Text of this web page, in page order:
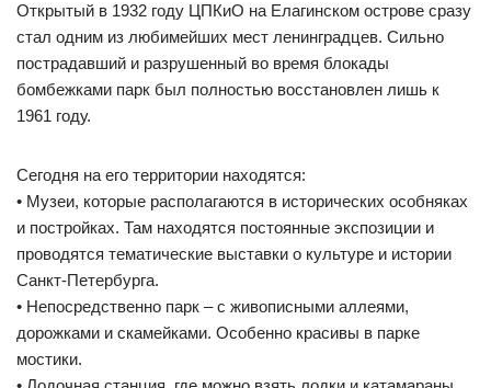
Открытый в 1932 году ЦПКиО на Елагинском острове сразу
стал одним из любимейших мест ленинградцев. Сильно
пострадавший и разрушенный во время блокады
бомбежками парк был полностью восстановлен лишь к
1961 году.
Сегодня на его территории находятся:
• Музеи, которые располагаются в исторических особняках
и постройках. Там находятся постоянные экспозиции и
проводятся тематические выставки о культуре и истории
Санкт-Петербурга.
• Непосредственно парк – с живописными аллеями,
дорожками и скамейками. Особенно красивы в парке
мостики.